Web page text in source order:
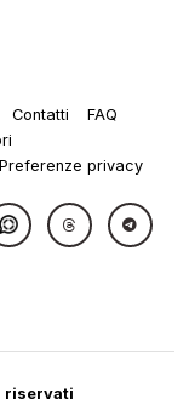
Contatti
FAQ
privacy
riservati